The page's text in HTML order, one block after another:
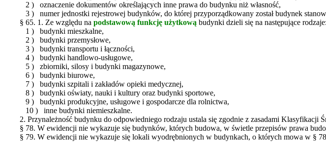
2 ) oznaczenie dokumentów określających inne prawa do budynku niż własność,
3 ) numer jednostki rejestrowej budynków, do której przyporządkowany został budynek
§ 65. 1. Ze względu na podstawową funkcję użytkową budynki dzieli się na następujące rodzaje:
1 ) budynki mieszkalne,
2 ) budynki przemysłowe,
3 ) budynki transportu i łączności,
4 ) budynki handlowo-usługowe,
5 ) zbiorniki, silosy i budynki magazynowe,
6 ) budynki biurowe,
7 ) budynki szpitali i zakładów opieki medycznej,
8 ) budynki oświaty, nauki i kultury oraz budynki sportowe,
9 ) budynki produkcyjne, usługowe i gospodarcze dla rolnictwa,
10 ) inne budynki niemieszkalne.
2. Przynależność budynku do odpowiedniego rodzaju ustala się zgodnie z zasadami
§ 78. W ewidencji nie wykazuje się budynków, których budowa, w świetle przepisów prawa
§ 79. W ewidencji nie wykazuje się lokali wyodrębnionych w budynkach, o których mowa w §